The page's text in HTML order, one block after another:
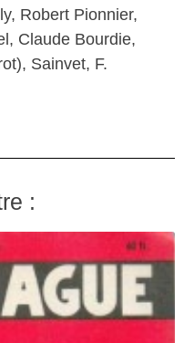
Robert Pionnier,
Claude Bourdie,
Sainvet, F.
: